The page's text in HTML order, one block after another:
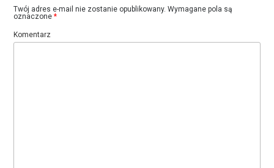
Twój adres e-mail nie zostanie opublikowany. Wymagane pola są
oznaczone*
Komentarz